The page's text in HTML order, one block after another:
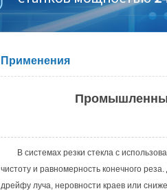
Применения
В системах резки стекла с
чистоту и равномерность конечного
дрейфу луча, неровности краев или